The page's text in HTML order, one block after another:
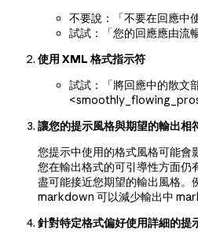
不要說：「不要在回應中
試試：「您的回應應由流
使用 XML 格式指示符
試試：「將回應中的散文
讓您的提示風格與期望的輸出相
您提示中使用的格式風格可能
您在輸出格式的可引導性方面仍
盡可能接近您期望的輸出風格。
markdown 可以減少輸出中
針對特定格式偏好使用詳細的提